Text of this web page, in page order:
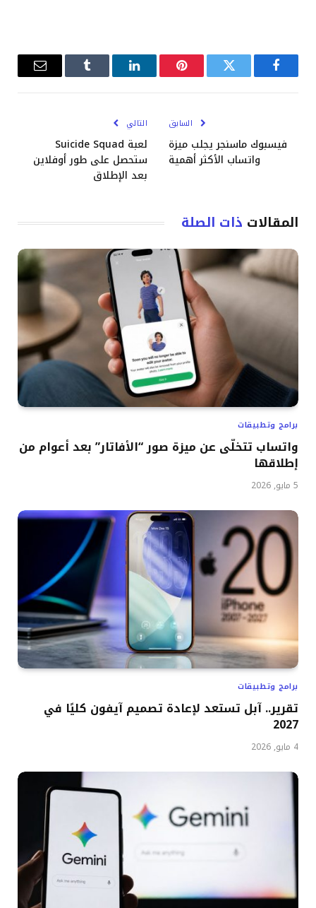
فيسبوكتويتر بينتيريستلينكدإن Tumblrالبريد
السابق
فيسبوك ماسنجر يجلب ميزة
واتساب الأكثر أهمية
التالي
لعبة Suicide Squad
ستحصل على طور أوفلاين
بعد الإطلاق
المقالات ذات الصلة
برامج وتطبيقات
واتساب تتخلّى عن ميزة صور “الأفاتار” بعد أعوام من
إطلاقها
5 مايو, 2026
برامج وتطبيقات
تقرير.. آبل تستعد لإعادة تصميم آيفون كليًا في
2027
4 مايو, 2026